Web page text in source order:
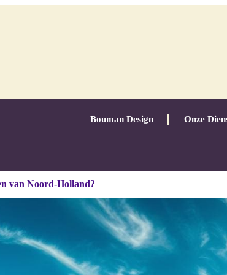
Bouman Design Onze
van Noord-Holland?